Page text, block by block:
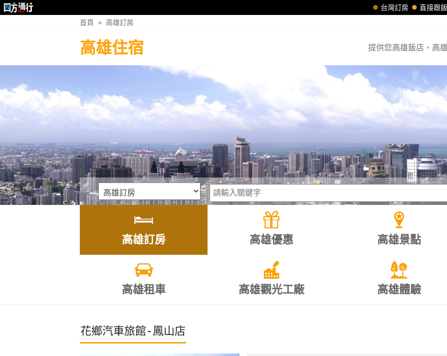
直接跟
台灣訂房
首頁 » 高雄訂房
高雄住宿 提供您高雄飯店、高
高雄訂房 高雄優惠 高雄景點
高雄租車 高雄觀光工廠 高雄體驗
花鄉汽車旅館-鳳山店